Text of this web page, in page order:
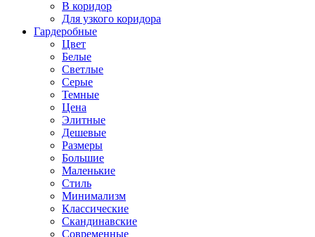
В коридор
Для узкого коридора
Гардеробные
Цвет
Белые
Светлые
Серые
Темные
Цена
Элитные
Дешевые
Размеры
Большие
Маленькие
Стиль
Минимализм
Классические
Скандинавские
Современные